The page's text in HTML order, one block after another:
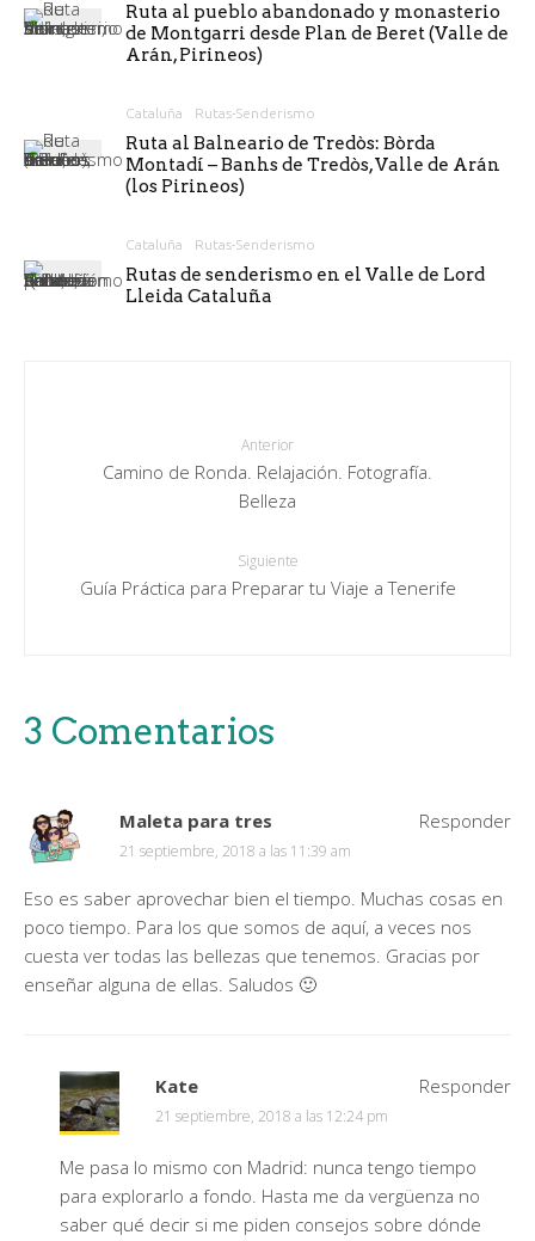
Ruta al pueblo abandonado y monasterio
de Montgarri desde Plan de Beret (Valle de
Arán, Pirineos)
Cataluña Rutas-Senderismo
Ruta al Balneario de Tredòs: Bòrda
Montadí – Banhs de Tredòs, Valle de Arán
(los Pirineos)
Cataluña Rutas-Senderismo
Rutas de senderismo en el Valle de Lord
Lleida Cataluña
Anterior
Camino de Ronda. Relajación. Fotografía.
Belleza
Siguiente
Guía Práctica para Preparar tu Viaje a Tenerife
3 Comentarios
Maleta para tres
21 septiembre, 2018 a las 11:39 am
Eso es saber aprovechar bien el tiempo. Muchas cosas en
poco tiempo. Para los que somos de aquí, a veces nos
cuesta ver todas las bellezas que tenemos. Gracias por
enseñar alguna de ellas. Saludos 🙂
Responder
Kate
21 septiembre, 2018 a las 12:24 pm
Me pasa lo mismo con Madrid: nunca tengo tiempo
para explorarlo a fondo. Hasta me da vergüenza no
saber qué decir si me piden consejos sobre dónde
Responder